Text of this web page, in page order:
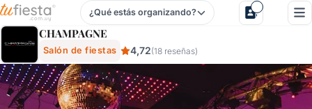
Champagne - Salón De Fiestas En Aguada, Montevideo,
¿Qué estás organizando?
CHAMPAGNE
Salón de fiestas 4,72(18 reseñas)